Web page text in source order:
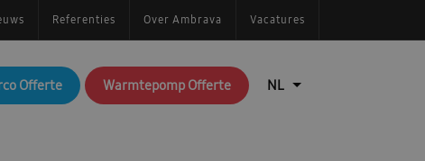
Referenties Over Ambrava Vacatures
Offerte Warmtepomp Offerte